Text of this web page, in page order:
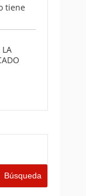
tiene
LA